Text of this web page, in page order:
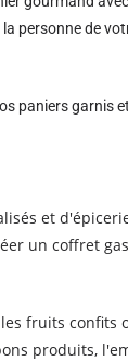
personne de
paniers garnis
et
un coffret
fruits
produits,